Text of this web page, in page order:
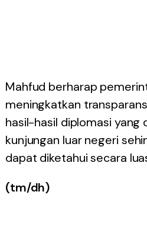
Mahfud berharap
meningkatkan
hasil-hasil diplomasi yang
kunjungan luar negeri
dapat diketahui secara
(tm/dh)